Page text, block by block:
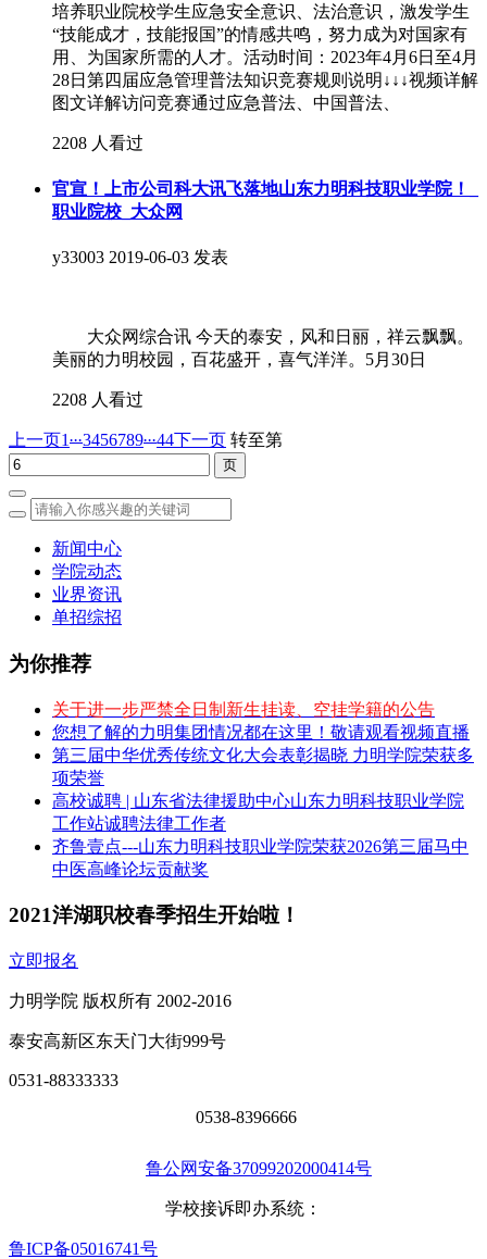
培养职业院校学生应急安全意识、法治意识，激发学生
“技能成才，技能报国”的情感共鸣，努力成为对国家有
用、为国家所需的人才。活动时间：2023年4月6日至4月
28日第四届应急管理普法知识竞赛规则说明↓↓↓视频详解
图文详解访问竞赛通过应急普法、中国普法、
2208 人看过
官宣！上市公司科大讯飞落地山东力明科技职业学院！_
职业院校_大众网
y33003 2019-06-03 发表
大众网综合讯 今天的泰安，风和日丽，祥云飘飘。
美丽的力明校园，百花盛开，喜气洋洋。5月30日
2208 人看过
上一页1...3456789...44下一页 转至第
新闻中心
学院动态
业界资讯
单招综招
为你推荐
关于进一步严禁全日制新生挂读、空挂学籍的公告
您想了解的力明集团情况都在这里！敬请观看视频直播
第三届中华优秀传统文化大会表彰揭晓 力明学院荣获多
项荣誉
高校诚聘 | 山东省法律援助中心山东力明科技职业学院
工作站诚聘法律工作者
齐鲁壹点---山东力明科技职业学院荣获2026第三届马中
中医高峰论坛贡献奖
2021洋湖职校春季招生开始啦！
立即报名
力明学院 版权所有 2002-2016
泰安高新区东天门大街999号
0531-88333333
0538-8396666
鲁公网安备37099202000414号
学校接诉即办系统：
鲁ICP备05016741号